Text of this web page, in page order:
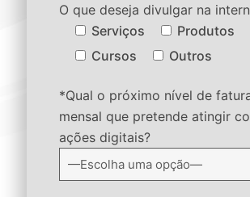
O que deseja divulgar na
Serviços
Produtos
Cursos
Outros
*Qual o próximo nível de
mensal que pretende atingir
ações digitais?